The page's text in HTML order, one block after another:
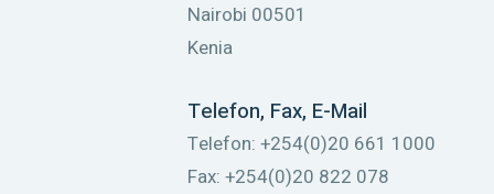
Nairobi 00501
Kenia
Telefon, Fax, E-Mail
Telefon: +254(0)20 661 1000
Fax: +254(0)20 822 078